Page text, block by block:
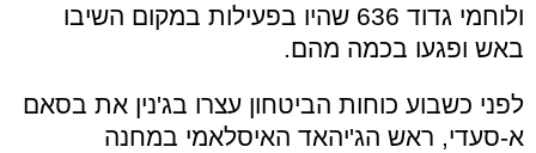
ולוחמי גדוד 636 שהיו בפעילות במקום השיבו
באש ופגעו בכמה מהם.
לפני כשבוע כוחות הביטחון עצרו בג'נין את בסאם
א-סעדי, ראש הג'יהאד האיסלאמי במחנה